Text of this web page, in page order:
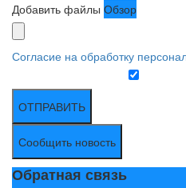
Добавить файлы Обзор
Согласие на обработку
ОТПРАВИТЬ
Сообщить новость
Обратная связь